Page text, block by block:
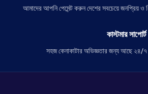
আমাদের আপনি পেমেন্ট করুন দেশের সবচেয়ে জনপ্রিয় ও
কাস্টমার সাপোর্ট
সহজ কেনাকাটার অভিজ্ঞতার জন্য আছে ২৪/৭